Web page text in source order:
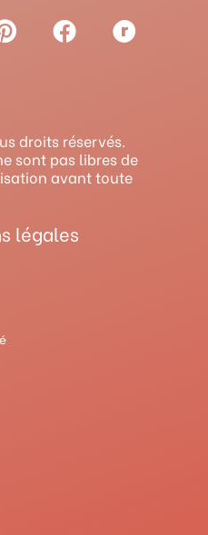
P
i
r
e
s
F
a
o
o
k
R
a
y
droits réservés.
sont pas libres de
avant toute
légales